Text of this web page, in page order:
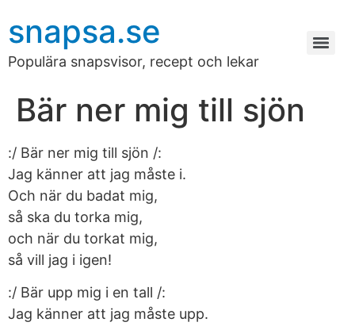
snapsa.se
Populära snapsvisor, recept och lekar
Bär ner mig till sjön
:/ Bär ner mig till sjön /:
Jag känner att jag måste i.
Och när du badat mig,
så ska du torka mig,
och när du torkat mig,
så vill jag i igen!
:/ Bär upp mig i en tall /:
Jag känner att jag måste upp.